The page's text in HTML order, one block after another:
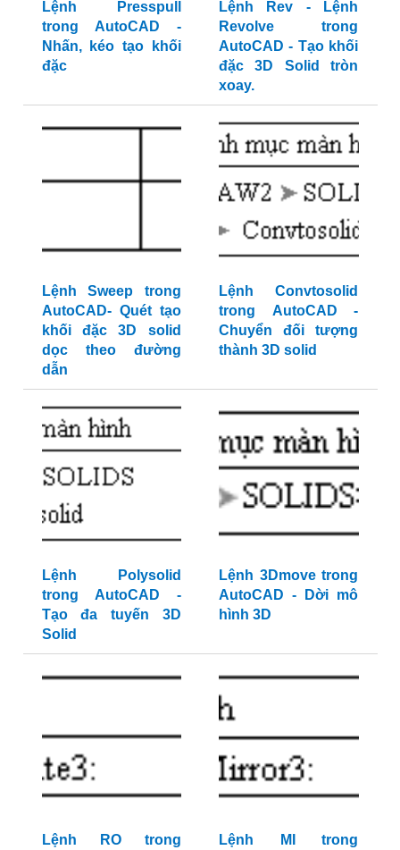
Lệnh Presspull
trong AutoCAD -
Nhấn, kéo tạo khối
đặc
Lệnh Rev - Lệnh
Revolve trong
AutoCAD - Tạo khối
đặc 3D Solid tròn
xoay.
Lệnh Sweep trong
AutoCAD- Quét tạo
khối đặc 3D solid
dọc theo đường
dẫn
Lệnh Convtosolid
trong AutoCAD -
Chuyển đối tượng
thành 3D solid
Lệnh Polysolid
trong AutoCAD -
Tạo đa tuyến 3D
Solid
Lệnh 3Dmove trong
AutoCAD - Dời mô
hình 3D
Lệnh RO trong
Lệnh MI trong